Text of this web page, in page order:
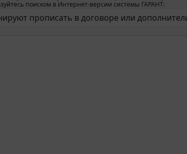
поиском в Интернет-версии системы ГАРАНТ: